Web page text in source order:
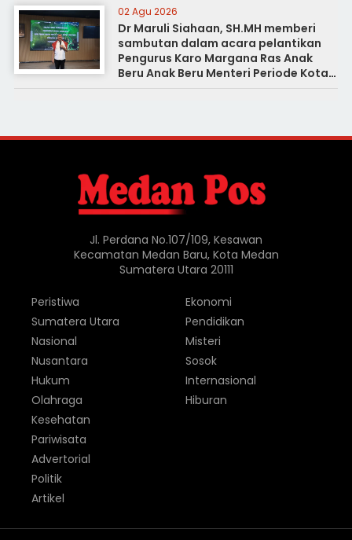
02 Agu 2026
Dr Maruli Siahaan, SH.MH memberi
sambutan dalam acara pelantikan
Pengurus Karo Margana Ras Anak
Beru Anak Beru Menteri Periode Kota
Medan
Jl. Perdana No.107/109, Kesawan
Kecamatan Medan Baru, Kota Medan
Sumatera Utara 20111
Peristiwa
Sumatera Utara
Nasional
Nusantara
Hukum
Olahraga
Ekonomi
Pendidikan
Misteri
Sosok
Internasional
Hiburan
Kesehatan
Pariwisata
Advertorial
Politik
Artikel